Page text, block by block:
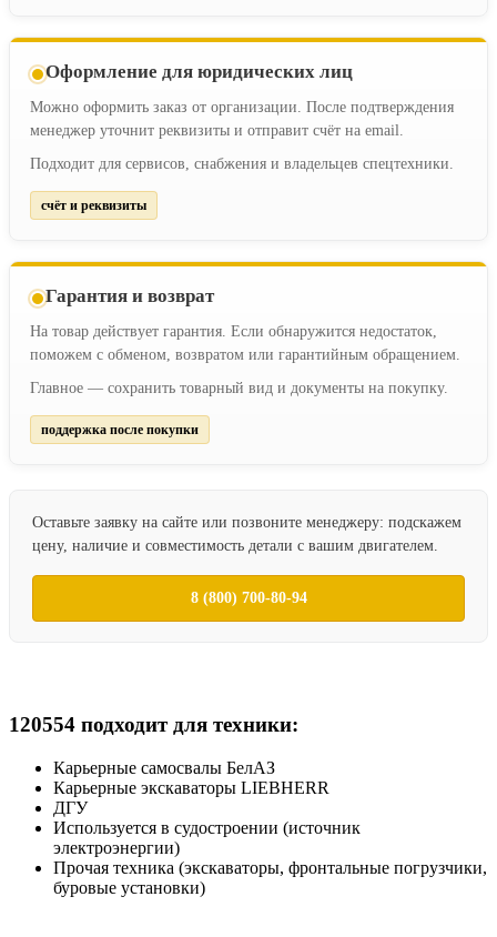
Оформление для юридических лиц
Можно оформить заказ от организации. После подтверждения
менеджер уточнит реквизиты и отправит счёт на email.
Подходит для сервисов, снабжения и владельцев спецтехники.
счёт и реквизиты
Гарантия и возврат
На товар действует гарантия. Если обнаружится недостаток,
поможем с обменом, возвратом или гарантийным обращением.
Главное — сохранить товарный вид и документы на покупку.
поддержка после покупки
Оставьте заявку на сайте или позвоните менеджеру: подскажем
цену, наличие и совместимость детали с вашим двигателем.
8 (800) 700-80-94
120554 подходит для техники:
Карьерные самосвалы БелАЗ
Карьерные экскаваторы LIEBHERR
ДГУ
Используется в судостроении (источник
электроэнергии)
Прочая техника (экскаваторы, фронтальные погрузчики,
буровые установки)